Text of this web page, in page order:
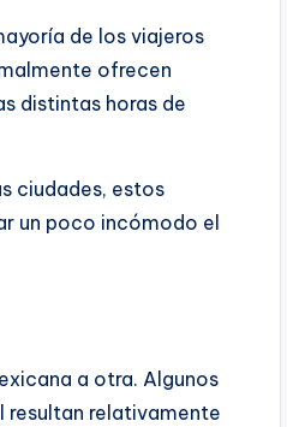
de los viajeros
ofrecen
distintas horas de
ciudades, estos
un poco incómodo el
a otra. Algunos
resultan relativamente